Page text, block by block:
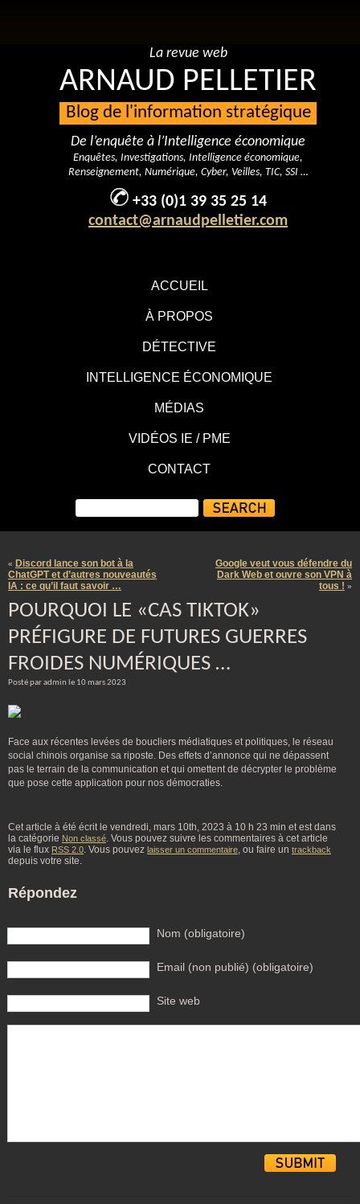
ACCUEIL
À PROPOS
DÉTECTIVE
INTELLIGENCE ÉCONOMIQUE
MÉDIAS
VIDÉOS IE / PME
CONTACT
La revue web
ARNAUD PELLETIER
Blog de l'information stratégique
De l’enquête à l’Intelligence économique
Enquêtes, Investigations, Intelligence économique,
Renseignement, Numérique, Cyber, Veilles, TIC, SSI …
+33 (0)1 39 35 25 14
contact@arnaudpelletier.com
« Discord lance son bot à la
ChatGPT et d’autres nouveautés
IA : ce qu’il faut savoir …
Google veut vous défendre du
Dark Web et ouvre son VPN à
tous ! »
POURQUOI LE «CAS TIKTOK»
PRÉFIGURE DE FUTURES GUERRES
FROIDES NUMÉRIQUES …
Posté par admin le 10 mars 2023
Face aux récentes levées de boucliers médiatiques et politiques, le réseau
social chinois organise sa riposte. Des effets d’annonce qui ne dépassent
pas le terrain de la communication et qui omettent de décrypter le problème
que pose cette application pour nos démocraties.
Cet article à été écrit le vendredi, mars 10th, 2023 à 10 h 23 min et est dans
la catégorie Non classé. Vous pouvez suivre les commentaires à cet article
via le flux RSS 2.0. Vous pouvez laisser un commentaire, ou faire un trackback
depuis votre site.
Répondez
Nom (obligatoire)
Email (non publié) (obligatoire)
Site web